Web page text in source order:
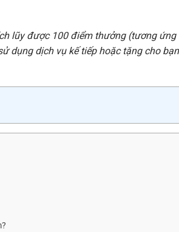
lũy được 100 điểm thưởng (tương ứng
dụng dịch vụ kế tiếp hoặc tặng cho